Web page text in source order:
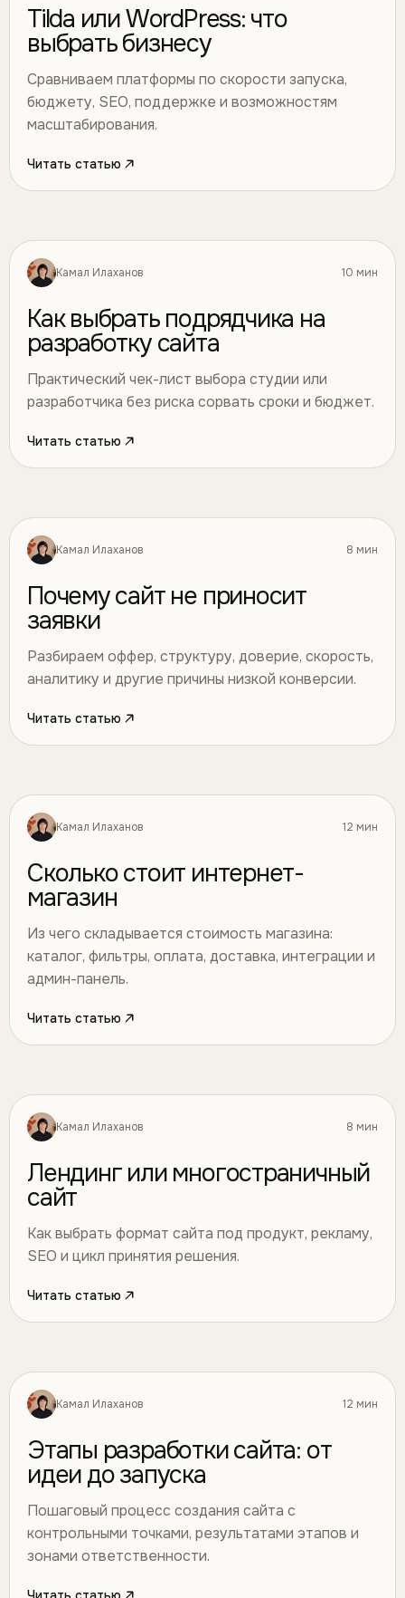
Tilda или WordPress: что
выбрать бизнесу
Сравниваем платформы по скорости запуска,
бюджету, SEO, поддержке и возможностям
масштабирования.
Читать статью
Разработка 03
Камал Илаханов 10 мин
Как выбрать подрядчика на
разработку сайта
Практический чек-лист выбора студии или
разработчика без риска сорвать сроки и бюджет.
Читать статью
Разработка 04
Камал Илаханов 8 мин
Почему сайт не приносит
заявки
Разбираем оффер, структуру, доверие, скорость,
аналитику и другие причины низкой конверсии.
Читать статью
Разработка 05
Камал Илаханов 12 мин
Сколько стоит интернет-
магазин
Из чего складывается стоимость магазина:
каталог, фильтры, оплата, доставка, интеграции и
админ-панель.
Читать статью
Разработка 06
Камал Илаханов 8 мин
Лендинг или многостраничный
сайт
Как выбрать формат сайта под продукт, рекламу,
SEO и цикл принятия решения.
Читать статью
Разработка 07
Камал Илаханов 12 мин
Этапы разработки сайта: от
идеи до запуска
Пошаговый процесс создания сайта с
контрольными точками, результатами этапов и
зонами ответственности.